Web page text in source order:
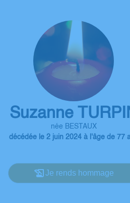
Suzanne
née BESTAUX
décédée le 2 juin 2024 à l'âge de 77
Je rends hommage